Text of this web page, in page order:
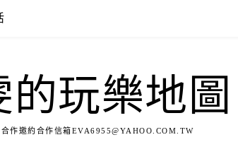
的玩樂地圖
作邀約合作信箱EVA6955@YAHOO.COM.TW